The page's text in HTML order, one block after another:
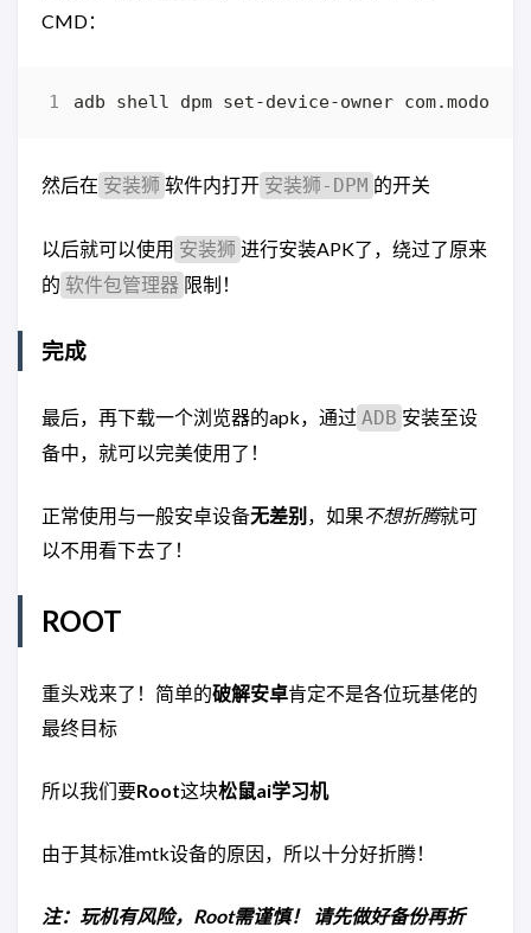
CMD：
然后在 安装狮 软件内打开 安装狮-DPM 的开关
以后就可以使用 安装狮 进行安装APK了，绕过了原来
的 软件包管理器 限制！
完成
最后，再下载一个浏览器的apk，通过 ADB 安装至设
备中，就可以完美使用了！
正常使用与一般安卓设备无差别 ，如果不想折腾就可
以不用看下去了！
ROOT
重头戏来了！简单的破解安卓肯定不是各位玩基佬的
最终目标
所以我们要Root这块松鼠ai学习机
由于其标准mtk设备的原因，所以十分好折腾！
注：玩机有风险，Root需谨慎！
请先做好备份再折